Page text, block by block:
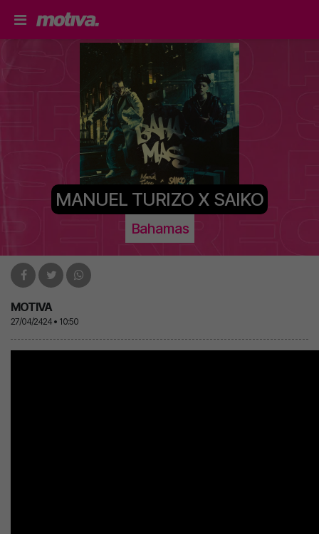
MANUEL TURIZO X SAIKO
Bahamas
MOTIVA
27/04/2424 • 10:50